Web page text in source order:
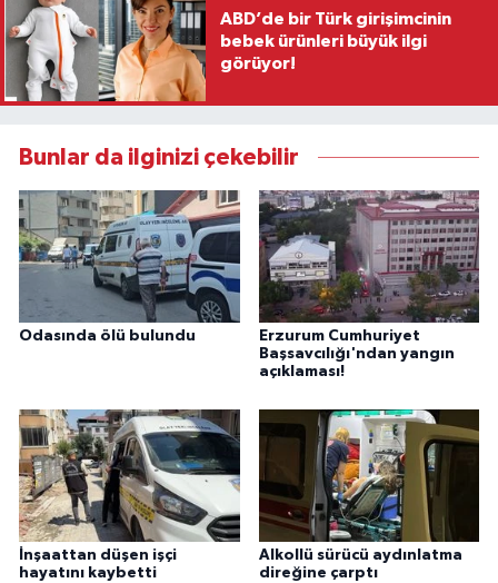
ABD’de bir Türk girişimcinin
bebek ürünleri büyük ilgi
görüyor!
Bunlar da ilginizi çekebilir
Odasında ölü bulundu
Erzurum Cumhuriyet
Başsavcılığı'ndan yangın
açıklaması!
İnşaattan düşen işçi
hayatını kaybetti
Alkollü sürücü aydınlatma
direğine çarptı